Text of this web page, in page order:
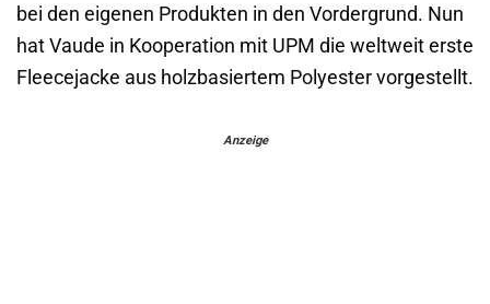
bei den eigenen Produkten in den Vordergrund. Nun
hat Vaude in Kooperation mit UPM die weltweit erste
Fleecejacke aus holzbasiertem Polyester vorgestellt.
Anzeige